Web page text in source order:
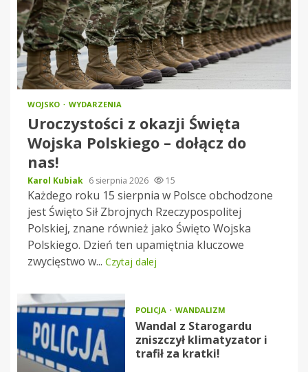
WOJSKO WYDARZENIA
Uroczystości z okazji Święta
Wojska Polskiego – dołącz do
nas!
Karol Kubiak 6 sierpnia 2026 15
Każdego roku 15 sierpnia w Polsce obchodzone
jest Święto Sił Zbrojnych Rzeczypospolitej
Polskiej, znane również jako Święto Wojska
Polskiego. Dzień ten upamiętnia kluczowe
zwycięstwo w... Czytaj dalej
POLICJA WANDALIZM
Wandal z Starogardu
zniszczył klimatyzator i
trafił za kratki!